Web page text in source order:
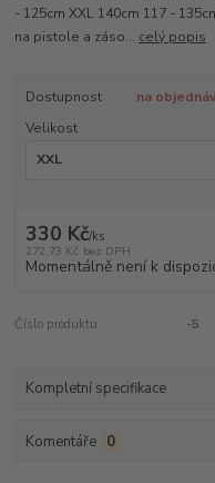
- 125cm XXL 140cm 117 -
na pistole a záso... celý popis
Dostupnost
na
Velikost
330 Kč/ks
272,73 Kč bez DPH
Momentálně není k
Číslo produktu: -5
Kompletní specifikace
Komentáře 0